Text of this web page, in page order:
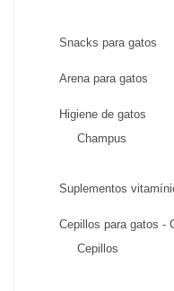
Snacks para gatos
Arena para gatos
Higiene de gatos
Champus
Suplementos
Cepillos para gatos -
Cepillos